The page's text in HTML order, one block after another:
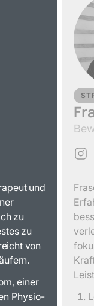
und
zu
zu
von
einer
Physio-